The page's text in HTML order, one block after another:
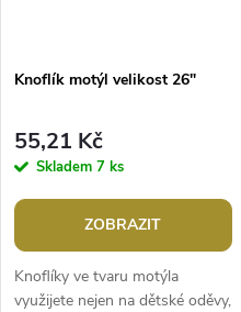
Knoflík motýl velikost 26"
55,21 Kč
Skladem 7 ks
ZOBRAZIT
Knoflíky ve tvaru motýla
využijete nejen na dětské oděvy,